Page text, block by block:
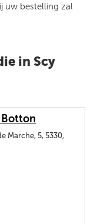
uw bestelling zal
in Scy
Marche, 5, 5330,